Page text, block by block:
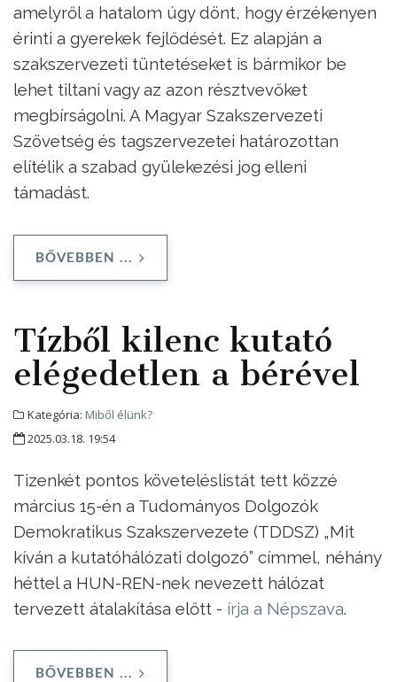
amelyről a hatalom úgy dönt, hogy érzékenyen
érinti a gyerekek fejlődését. Ez alapján a
szakszervezeti tüntetéseket is bármikor be
lehet tiltani vagy az azon résztvevőket
megbírságolni. A Magyar Szakszervezeti
Szövetség és tagszervezetei határozottan
elítélik a szabad gyülekezési jog elleni
támadást.
BŐVEBBEN ...
Tízből kilenc kutató
elégedetlen a bérével
Kategória: Miből élünk?
2025.03.18. 19:54
Tizenkét pontos követeléslistát tett közzé
március 15-én a Tudományos Dolgozók
Demokratikus Szakszervezete (TDDSZ) „Mit
kíván a kutatóhálózati dolgozó” címmel, néhány
héttel a HUN-REN-nek nevezett hálózat
tervezett átalakítása előtt - írja a Népszava.
BŐVEBBEN ...